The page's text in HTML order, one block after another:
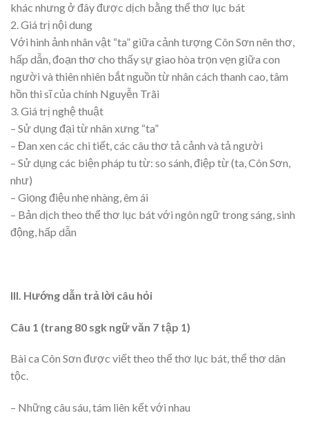
khác nhưng ở đây được dịch bằng thể thơ lục bát
2. Giá trị nội dung
Với hình ảnh nhân vật “ta” giữa cảnh tượng Côn Sơn nên thơ,
hấp dẫn, đoạn thơ cho thấy sự giao hòa trọn vẹn giữa con
người và thiên nhiên bắt nguồn từ nhân cách thanh cao, tâm
hồn thi sĩ của chính Nguyễn Trãi
3. Giá trị nghệ thuật
– Sử dụng đại từ nhân xưng “ta”
– Đan xen các chi tiết, các câu thơ tả cảnh và tả người
– Sử dụng các biện pháp tu từ: so sánh, điệp từ (ta, Côn Sơn,
như)
– Giọng điệu nhẹ nhàng, êm ái
– Bản dịch theo thể thơ lục bát với ngôn ngữ trong sáng, sinh
động, hấp dẫn
III. Hướng dẫn trả lời câu hỏi
Câu 1 (trang 80 sgk ngữ văn 7 tập 1)
Bài ca Côn Sơn được viết theo thể thơ lục bát, thể thơ dân
tộc.
– Những câu sáu, tám liên kết với nhau